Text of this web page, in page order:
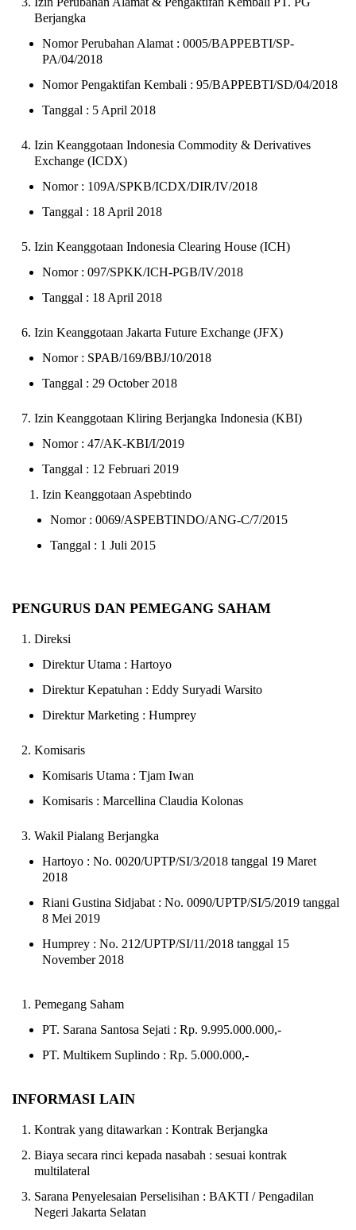
Berjangka
Nomor Perubahan Alamat : 0005/BAPPEBTI/SP-
PA/04/2018
Nomor Pengaktifan Kembali : 95/BAPPEBTI/SD/04/2018
Tanggal : 5 April 2018
Izin Keanggotaan Indonesia Commodity & Derivatives
Exchange (ICDX)
Nomor : 109A/SPKB/ICDX/DIR/IV/2018
Tanggal : 18 April 2018
Izin Keanggotaan Indonesia Clearing House (ICH)
Nomor : 097/SPKK/ICH-PGB/IV/2018
Tanggal : 18 April 2018
Izin Keanggotaan Jakarta Future Exchange (JFX)
Nomor : SPAB/169/BBJ/10/2018
Tanggal : 29 October 2018
Izin Keanggotaan Kliring Berjangka Indonesia (KBI)
Nomor : 47/AK-KBI/I/2019
Tanggal : 12 Februari 2019
Izin Keanggotaan Aspebtindo
Nomor : 0069/ASPEBTINDO/ANG-C/7/2015
Tanggal : 1 Juli 2015
PENGURUS DAN PEMEGANG SAHAM
Direksi
Direktur Utama : Hartoyo
Direktur Kepatuhan : Eddy Suryadi Warsito
Direktur Marketing : Humprey
Komisaris
Komisaris Utama : Tjam Iwan
Komisaris : Marcellina Claudia Kolonas
Wakil Pialang Berjangka
Hartoyo : No. 0020/UPTP/SI/3/2018 tanggal 19 Maret
2018
Riani Gustina Sidjabat : No. 0090/UPTP/SI/5/2019 tanggal
8 Mei 2019
Humprey : No. 212/UPTP/SI/11/2018 tanggal 15
November 2018
Pemegang Saham
PT. Sarana Santosa Sejati : Rp. 9.995.000.000,-
PT. Multikem Suplindo : Rp. 5.000.000,-
INFORMASI LAIN
Kontrak yang ditawarkan : Kontrak Berjangka
Biaya secara rinci kepada nasabah : sesuai kontrak
multilateral
Sarana Penyelesaian Perselisihan : BAKTI / Pengadilan
Negeri Jakarta Selatan